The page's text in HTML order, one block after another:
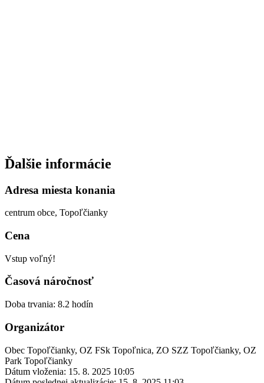
Ďalšie informácie
Adresa miesta konania
centrum obce, Topoľčianky
Cena
Vstup voľný!
Časová náročnosť
Doba trvania: 8.2 hodín
Organizátor
Obec Topoľčianky, OZ FSk Topoľnica, ZO SZZ Topoľčianky, OZ
Park Topoľčianky
Dátum vloženia: 15. 8. 2025 10:05